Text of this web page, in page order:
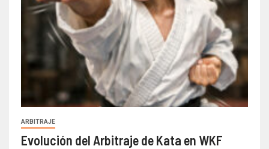
ARBITRAJE
Evolución del Arbitraje de Kata en WKF